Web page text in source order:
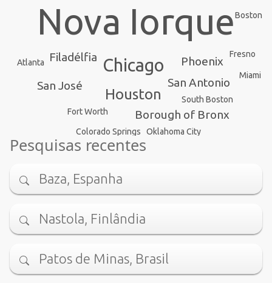
Nova Iorque
Chicago
Houston
Filadélfia Phoenix
San Antonio
Borough of Bronx
San José
Fort Worth
Boston
Oklahoma City
South Boston
Fresno
Atlanta
Colorado Springs
Miami
Pesquisas recentes
Baza, Espanha
Nastola, Finlândia
Patos de Minas, Brasil